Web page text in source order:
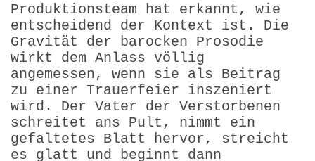
Produktionsteam hat erkannt, wie
entscheidend der Kontext ist. Die
Gravität der barocken Prosodie
wirkt dem Anlass völlig
angemessen, wenn sie als Beitrag
zu einer Trauerfeier inszeniert
wird. Der Vater der Verstorbenen
schreitet ans Pult, nimmt ein
gefaltetes Blatt hervor, streicht
es glatt und beginnt dann